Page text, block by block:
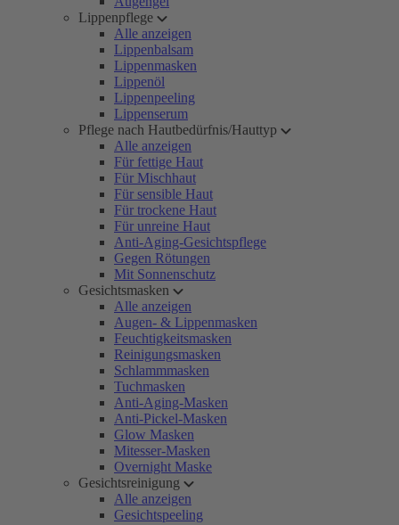
Lippenpflege
Alle anzeigen
Lippenbalsam
Lippenmasken
Lippenöl
Lippenpeeling
Lippenserum
Pflege nach Hautbedürfnis/Hauttyp
Alle anzeigen
Für fettige Haut
Für Mischhaut
Für sensible Haut
Für trockene Haut
Für unreine Haut
Anti-Aging-Gesichtspflege
Gegen Rötungen
Mit Sonnenschutz
Gesichtsmasken
Alle anzeigen
Augen- & Lippenmasken
Feuchtigkeitsmasken
Reinigungsmasken
Schlammmasken
Tuchmasken
Anti-Aging-Masken
Anti-Pickel-Masken
Glow Masken
Mitesser-Masken
Overnight Maske
Gesichtsreinigung
Alle anzeigen
Gesichtspeeling